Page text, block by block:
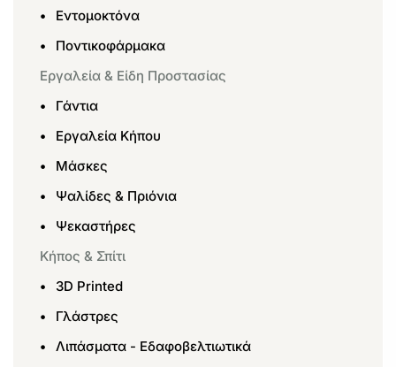
Εντομοκτόνα
Ποντικοφάρμακα
Εργαλεία & Είδη Προστασίας
Γάντια
Εργαλεία Κήπου
Μάσκες
Ψαλίδες & Πριόνια
Ψεκαστήρες
Κήπος & Σπίτι
3D Printed
Γλάστρες
Λιπάσματα - Εδαφοβελτιωτικά